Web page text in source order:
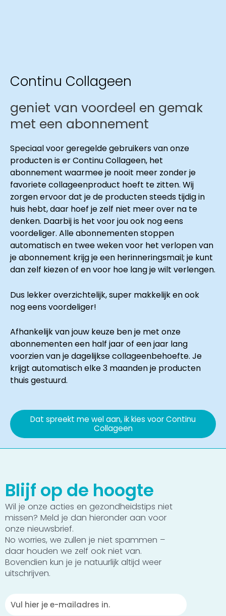
Continu Collageen
geniet van voordeel en gemak
met een abonnement
Speciaal voor geregelde gebruikers van onze
producten is er Continu Collageen, het
abonnement waarmee je nooit meer zonder je
favoriete collageenproduct hoeft te zitten. Wij
zorgen ervoor dat je de producten steeds tijdig in
huis hebt, daar hoef je zelf niet meer over na te
denken. Daarbij is het voor jou ook nog eens
voordeliger. Alle abonnementen stoppen
automatisch en twee weken voor het verlopen van
je abonnement krijg je een herinneringsmail; je kunt
dan zelf kiezen of en voor hoe lang je wilt verlengen.
Dus lekker overzichtelijk, super makkelijk en ook
nog eens voordeliger!
Afhankelijk van jouw keuze ben je met onze
abonnementen een half jaar of een jaar lang
voorzien van je dagelijkse collageenbehoefte. Je
krijgt automatisch elke 3 maanden je producten
thuis gestuurd.
Dat spreekt me wel aan, ik kies voor Continu
Collageen
Blijf op de hoogte
Wil je onze acties en gezondheidstips niet
missen? Meld je dan hieronder aan voor
onze nieuwsbrief.
No worries, we zullen je niet spammen –
daar houden we zelf ook niet van.
Bovendien kun je je natuurlijk altijd weer
uitschrijven.
Emailadres